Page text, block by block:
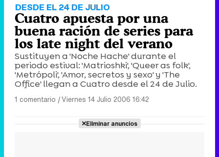
DESDE EL 24 DE JULIO
Cuatro apuesta por una
buena ración de series para
los late night del verano
Sustituyen a 'Noche Hache' durante el
periodo estival: 'Matrioshki', 'Queer as folk',
'Metrópoli', 'Amor, secretos y sexo' y 'The
Office' llegan a Cuatro desde el 24 de Julio.
1 comentario |Viernes 14 Julio 2006 16:42
Eliminar anuncios